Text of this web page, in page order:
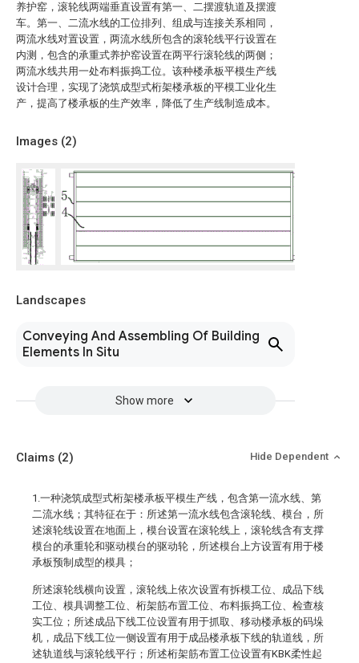
养护窑，滚轮线两端垂直设置有第一、二摆渡轨道及摆渡
车。第一、二流水线的工位排列、组成与连接关系相同，
两流水线对置设置，两流水线所包含的滚轮线平行设置在
内测，包含的承重式养护窑设置在两平行滚轮线的两侧；
两流水线共用一处布料振捣工位。该种楼承板平模生产线
设计合理，实现了浇筑成型式桁架楼承板的平模工业化生
产，提高了楼承板的生产效率，降低了生产线制造成本。
Images (2)
Landscapes
Conveying And Assembling Of Building
Elements In Situ
Show more
Claims (2) Hide Dependent
1.一种浇筑成型式桁架楼承板平模生产线，包含第一流水线、第
二流水线；其特征在于：所述第一流水线包含滚轮线、模台，所
述滚轮线设置在地面上，模台设置在滚轮线上，滚轮线含有支撑
模台的承重轮和驱动模台的驱动轮，所述模台上方设置有用于楼
承板预制成型的模具；
所述滚轮线横向设置，滚轮线上依次设置有拆模工位、成品下线
工位、模具调整工位、桁架筋布置工位、布料振捣工位、检查核
实工位；所述成品下线工位设置有用于抓取、移动楼承板的码垛
机，成品下线工位一侧设置有用于成品楼承板下线的轨道线，所
述轨道线与滚轮线平行；所述桁架筋布置工位设置有KBK柔性起